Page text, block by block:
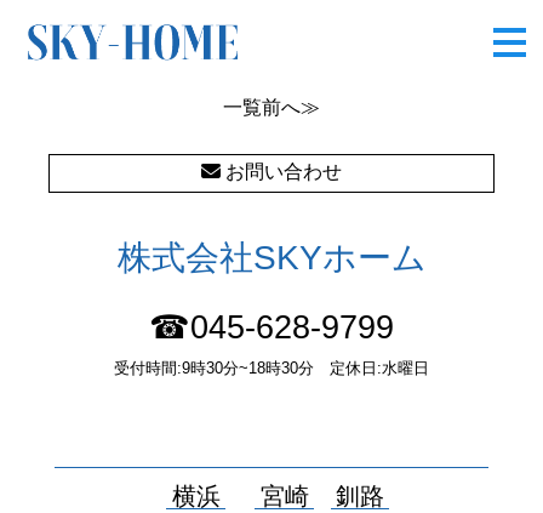
CIMG5281
一覧前へ≫
お問い合わせ
株式会社SKYホーム
☎045-628-9799
受付時間:9時30分~18時30分 定休日:水曜日
横浜 宮崎 釧路